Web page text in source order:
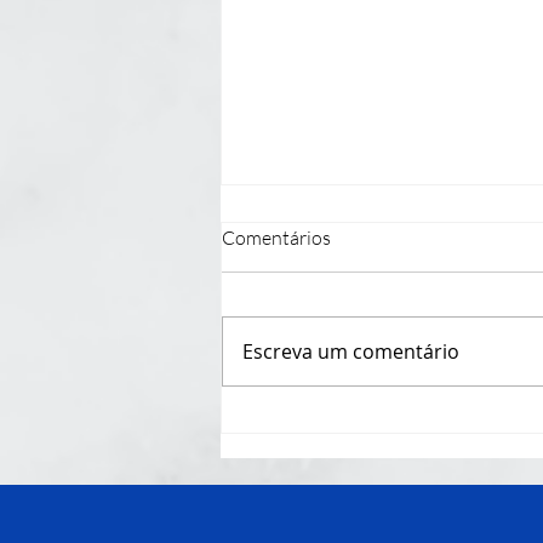
Comentários
Escreva um comentário